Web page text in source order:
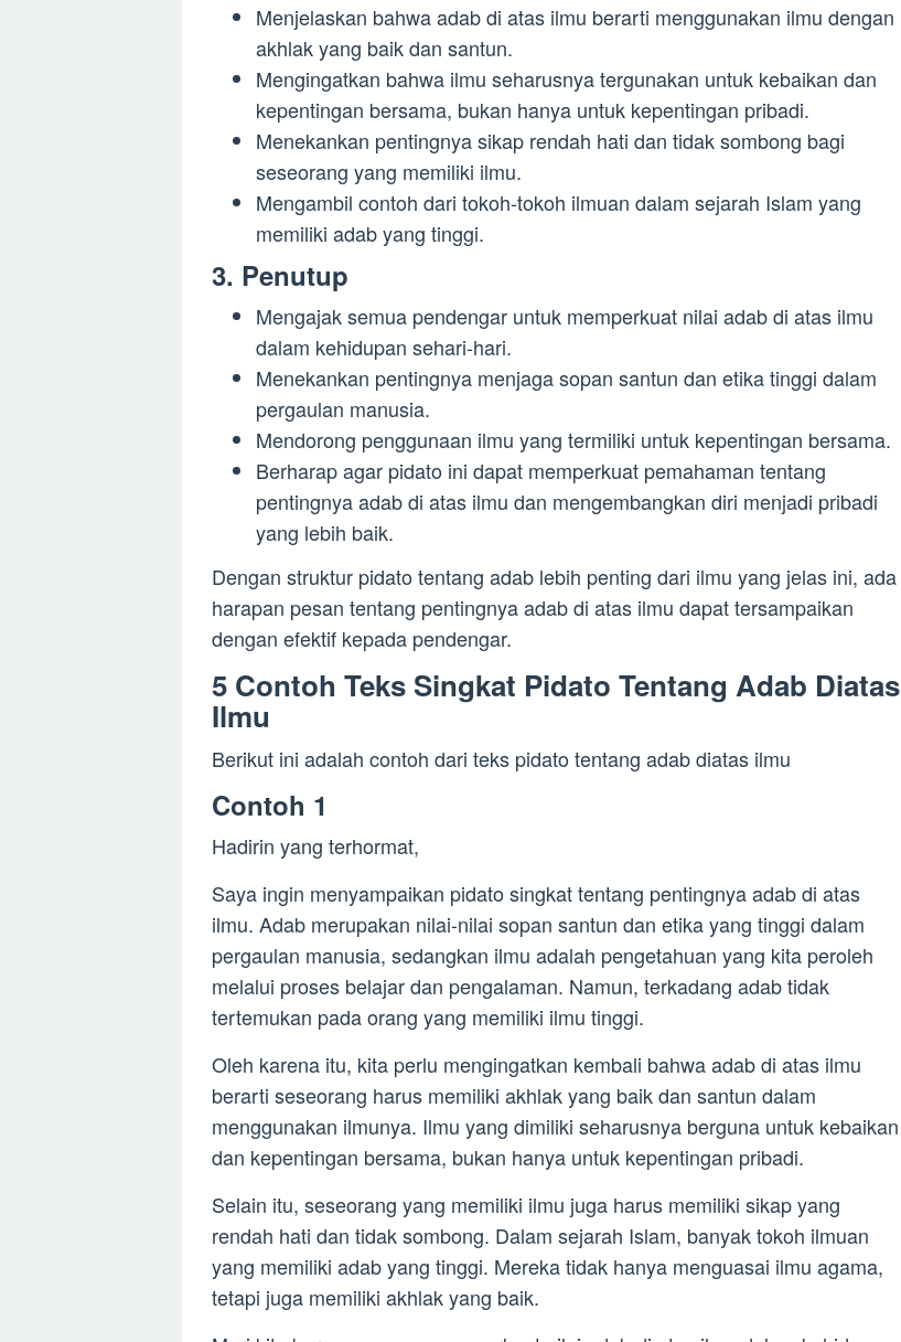
Menjelaskan bahwa adab di atas ilmu berarti menggunakan ilmu dengan
akhlak yang baik dan santun.
Mengingatkan bahwa ilmu seharusnya tergunakan untuk kebaikan dan
kepentingan bersama, bukan hanya untuk kepentingan pribadi.
Menekankan pentingnya sikap rendah hati dan tidak sombong bagi
seseorang yang memiliki ilmu.
Mengambil contoh dari tokoh-tokoh ilmuan dalam sejarah Islam yang
memiliki adab yang tinggi.
3. Penutup
Mengajak semua pendengar untuk memperkuat nilai adab di atas ilmu
dalam kehidupan sehari-hari.
Menekankan pentingnya menjaga sopan santun dan etika tinggi dalam
pergaulan manusia.
Mendorong penggunaan ilmu yang termiliki untuk kepentingan bersama.
Berharap agar pidato ini dapat memperkuat pemahaman tentang
pentingnya adab di atas ilmu dan mengembangkan diri menjadi pribadi
yang lebih baik.
Dengan struktur pidato tentang adab lebih penting dari ilmu yang jelas ini, ada
harapan pesan tentang pentingnya adab di atas ilmu dapat tersampaikan
dengan efektif kepada pendengar.
5 Contoh Teks Singkat Pidato Tentang Adab Diatas
Ilmu
Berikut ini adalah contoh dari teks pidato tentang adab diatas ilmu
Contoh 1
Hadirin yang terhormat,
Saya ingin menyampaikan pidato singkat tentang pentingnya adab di atas
ilmu. Adab merupakan nilai-nilai sopan santun dan etika yang tinggi dalam
pergaulan manusia, sedangkan ilmu adalah pengetahuan yang kita peroleh
melalui proses belajar dan pengalaman. Namun, terkadang adab tidak
tertemukan pada orang yang memiliki ilmu tinggi.
Oleh karena itu, kita perlu mengingatkan kembali bahwa adab di atas ilmu
berarti seseorang harus memiliki akhlak yang baik dan santun dalam
menggunakan ilmunya. Ilmu yang dimiliki seharusnya berguna untuk kebaikan
dan kepentingan bersama, bukan hanya untuk kepentingan pribadi.
Selain itu, seseorang yang memiliki ilmu juga harus memiliki sikap yang
rendah hati dan tidak sombong. Dalam sejarah Islam, banyak tokoh ilmuan
yang memiliki adab yang tinggi. Mereka tidak hanya menguasai ilmu agama,
tetapi juga memiliki akhlak yang baik.